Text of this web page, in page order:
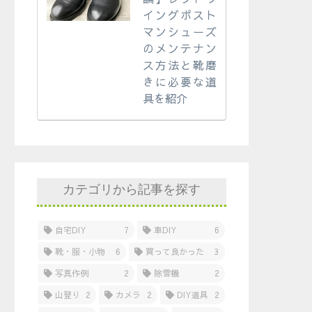
イングポスト
マンシューズ
のメンテナン
ス方法と靴磨
きに必要な道
具を紹介
カテゴリから記事を探す
自宅DIY 7 車DIY
6
靴・服・小物
6 買って良かった
3
写真作例
2 除雪機
2
山登り
2 カメラ 2 DIY道具
2